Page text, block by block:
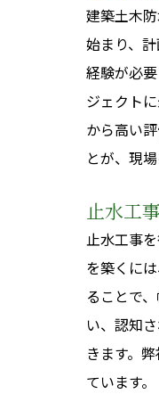
建築土木
始まり、
経験が必
ジェクト
から高い
とが、現
止水工
止水工事
を築くに
ることで
い、認知
きます。
ています。